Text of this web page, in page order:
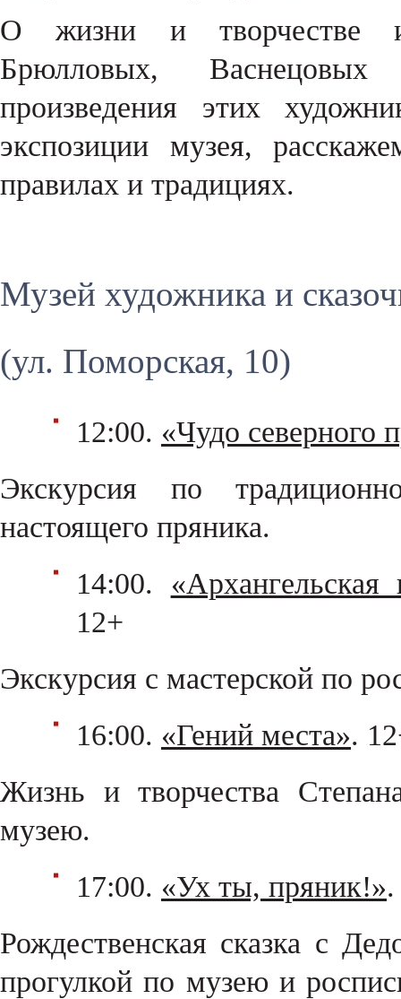
О жизни и творчестве
Брюлловых,
произведения этих
экспозиции музея,
правилах и традициях.
Музей художника и
(ул. Поморская, 10)
12:00. «Чудо северного
Экскурсия по
настоящего пряника.
14:00.
12+
Экскурсия с мастерской по
16:00. «Гений места».
Жизнь и творчества
музею.
17:00. «Ух ты, пряник!»
Рождественская сказка с
прогулкой по музею и